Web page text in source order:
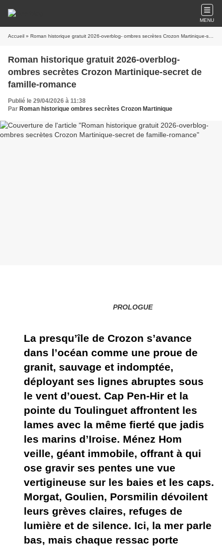
MENU
Accueil » Roman historique gratuit 2026-overblog- ombres secrètes Crozon Martinique-secret de famille-romance
Roman historique gratuit 2026-overblog-
ombres secrètes Crozon Martinique-secret de
famille-romance
Publié le 29/04/2026 à 11:38
Par Roman historique ombres secrètes Crozon Martinique
PROLOGUE
La presqu’île de Crozon s’avance
dans l’océan comme une proue de
granit, sauvage et indomptée,
déployant ses lignes abruptes sous
le vent d’ouest. Cap Pen-Hir et la
pointe du Toulinguet affrontent les
lames avec la même fierté que jadis
les marins d’Iroise. Ménez Hom
veille, géant immobile, offrant à qui
ose gravir ses pentes une vue
vertigineuse sur les baies et les caps.
Morgat, Goulien, Porsmilin dévoilent
leurs grèves claires, refuges de
lumière et de silence. Ici, la mer parle
bas, mais chaque ressac porte